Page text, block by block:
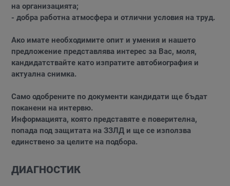
на организацията;
- добра работна атмосфера и отлични условия на труд.
Ако имате необходимите опит и умения и нашето
предложение представлява интерес за Вас, моля,
кандидатствайте като изпратите автобиография и
актуална снимка.
Само одобрените по документи кандидати ще бъдат
поканени на интервю.
Информацията, която представяте е поверителна,
попада под защитата на ЗЗЛД и ще се използва
единствено за целите на подбора.
ДИАГНОСТИК